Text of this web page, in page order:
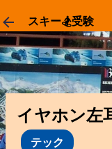
スキップ
スキー🏂受験
イヤホン左
テック